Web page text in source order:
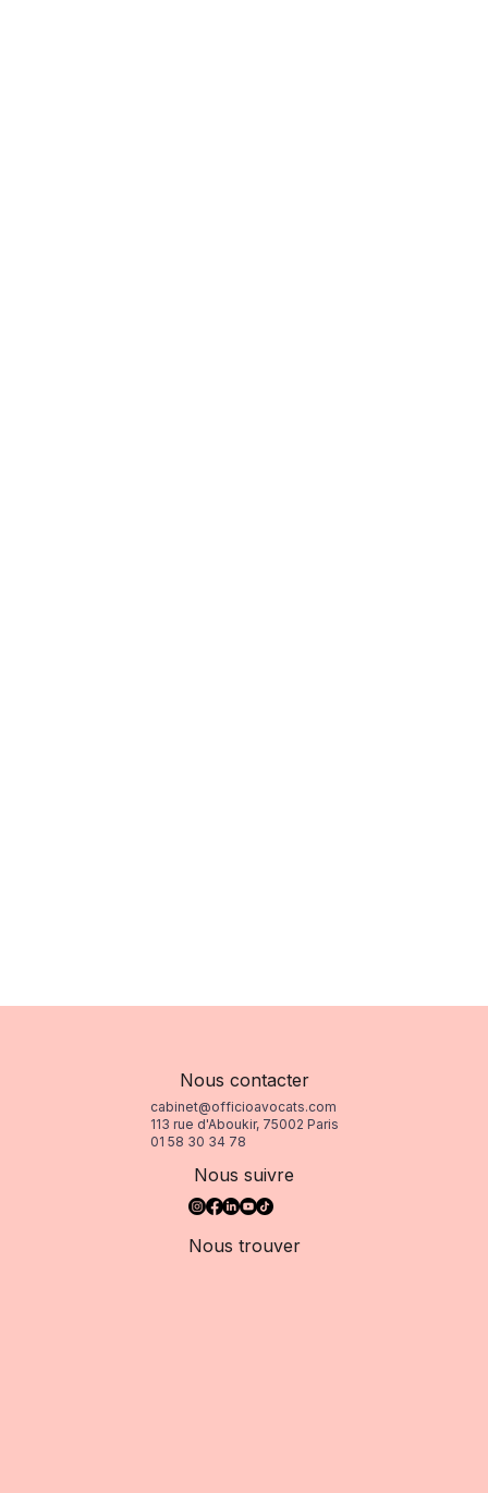
Nous contacter
cabinet@officioavocats.com
113 rue d'Aboukir, 75002 Paris
01 58 30 34 78
Nous trouver
Nous suivre